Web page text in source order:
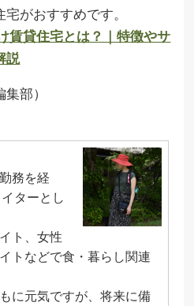
がおすすめです。
賃貸住宅とは？｜特徴やサ
説
部）
務を経
ターとし
ト、女性
トなどで食・暮らし関連
に元気ですが、将来に備